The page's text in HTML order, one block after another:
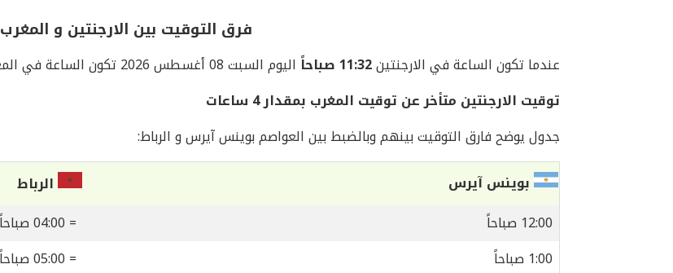
فرق التوقيت بين الارجنتين و المغرب
عندما تكون الساعة في الارجنتين11:32 صباحاً اليوم السبت 08 أغسطس 2026 تكون الساعة في المغرب
توقيت الارجنتين متأخر عن توقيت المغرب بمقدار 4 ساعات
جدول يوضح فارق التوقيت بينهم وبالضبط بين العواصم بوينس آيرس و الرباط:
بوينس آيرس
الرباط
12:00 صباحاً
= 04:00 صباحاً
1:00 صباحاً
= 05:00 صباحاً